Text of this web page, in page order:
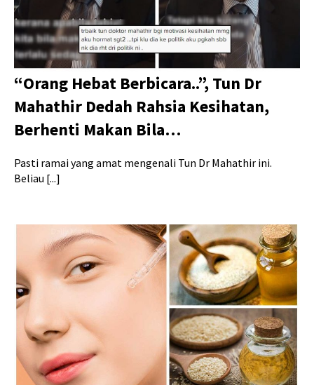
“Orang Hebat Berbicara..”, Tun Dr
Mahathir Dedah Rahsia Kesihatan,
Berhenti Makan Bila…
Pasti ramai yang amat mengenali Tun Dr Mahathir ini.
Beliau [...]